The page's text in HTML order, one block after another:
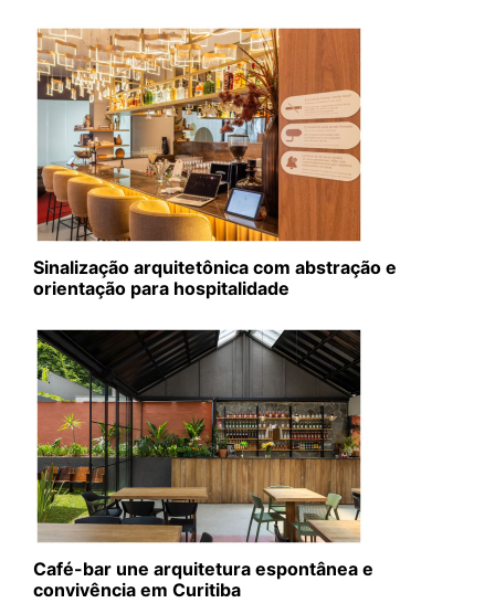
Sinalização arquitetônica com abstração e
orientação para hospitalidade
Café-bar une arquitetura espontânea e
convivência em Curitiba